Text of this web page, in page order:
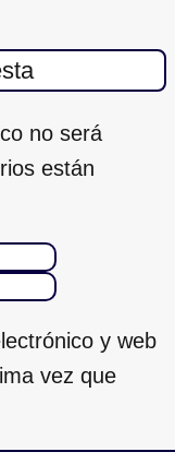
no será
están
y web
vez que